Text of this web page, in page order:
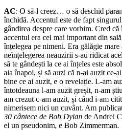
AC: O să-l creez… o să deschid
închidă. Accentul este de fapt
gândirea despre care vorbim. Cred
accentul era cel mai important din
înțelegea pe nimeni. Era gălăgie
neînțelegerea neauzirii s-au ridicat
să te gândești la ce ai înțeles este
aia înapoi, și să auzi că n-ai auzit ce-
bine ce ai auzit, e o revelație. L-am
întotdeauna l-am auzit greșit, n-am
am crezut c-am auzit, și când i-am
nimerisem nici un cuvânt. Am
30 cântece de Bob Dylan de Andrei
el un pseudonim, e Bob Zimmerman.